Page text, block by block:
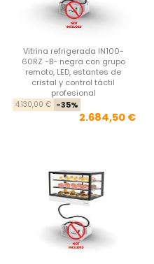
Vitrina refrigerada IN100-
60RZ -B- negra con grupo
remoto, LED, estantes de
cristal y control táctil
profesional
4.130,00 € -35%
2.684,50 €